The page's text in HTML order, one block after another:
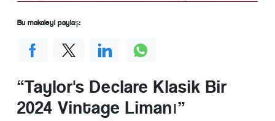
“Taylor's Declare Klasik Bir
2024 Vintage Limanı”
Bu makaleyi paylaş: